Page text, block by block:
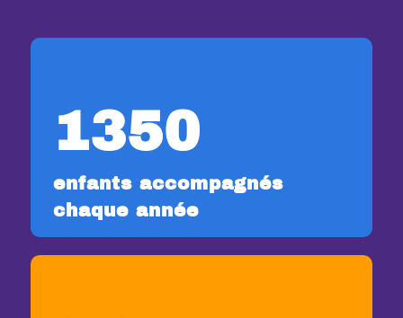
1350
enfants accompagnés
chaque année